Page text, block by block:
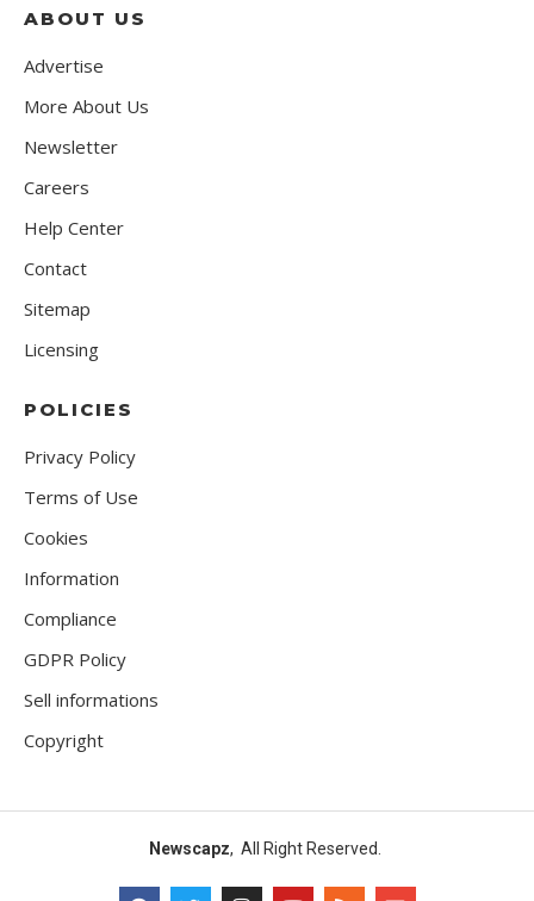
ABOUT US
Advertise
More About Us
Newsletter
Careers
Help Center
Contact
Sitemap
Licensing
POLICIES
Privacy Policy
Terms of Use
Cookies
Information
Compliance
GDPR Policy
Sell informations
Copyright
Newscapz, All Right Reserved.